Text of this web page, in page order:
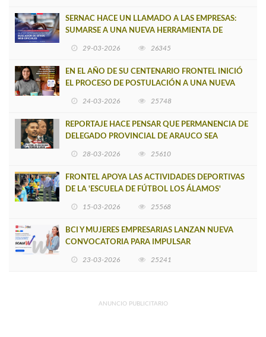
SERNAC HACE UN LLAMADO A LAS EMPRESAS:
SUMARSE A UNA NUEVA HERRAMIENTA DE
29-03-2026 26345
EN EL AÑO DE SU CENTENARIO FRONTEL INICIÓ
EL PROCESO DE POSTULACIÓN A UNA NUEVA
24-03-2026 25748
REPORTAJE HACE PENSAR QUE PERMANENCIA DE
DELEGADO PROVINCIAL DE ARAUCO SEA
28-03-2026 25610
FRONTEL APOYA LAS ACTIVIDADES DEPORTIVAS
DE LA 'ESCUELA DE FÚTBOL LOS ÁLAMOS'
15-03-2026 25568
BCI Y MUJERES EMPRESARIAS LANZAN NUEVA
CONVOCATORIA PARA IMPULSAR
23-03-2026 25241
ANUNCIO PUBLICITARIO